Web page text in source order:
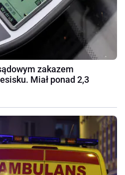
zakazem
Miał ponad 2,3